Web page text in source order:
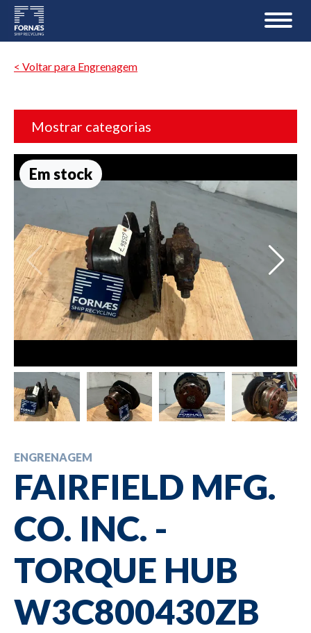
< Voltar para Engrenagem
Mostrar categorias
Em stock
ENGRENAGEM
FAIRFIELD MFG.
CO. INC. -
TORQUE HUB
W3C800430ZB